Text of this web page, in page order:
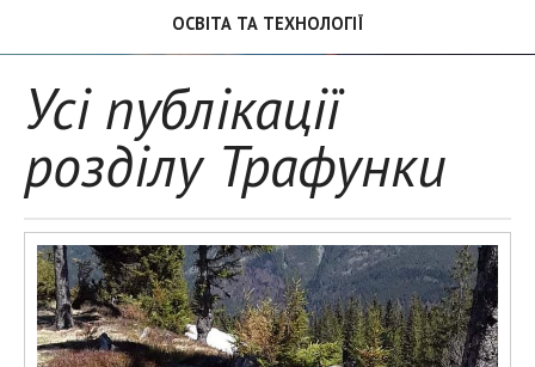
ОСВІТА ТА ТЕХНОЛОГІЇ
Усі публікації
розділу Трафунки